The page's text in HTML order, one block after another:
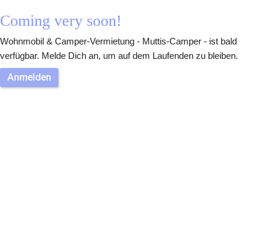
Coming very soon!
Wohnmobil & Camper-Vermietung - Muttis-Camper - ist bald
verfügbar. Melde Dich an, um auf dem Laufenden zu bleiben.
Anmelden